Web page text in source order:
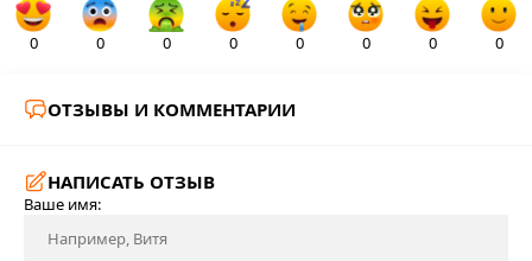
0 0 0 0 0 0 0 0
ОТЗЫВЫ И КОММЕНТАРИИ
НАПИСАТЬ ОТЗЫВ
Ваше имя: